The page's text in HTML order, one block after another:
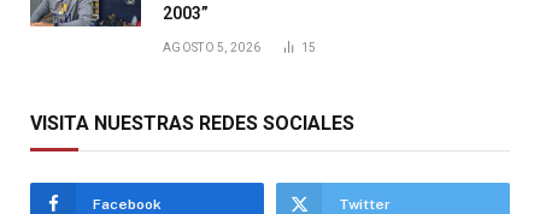
2003”
AGOSTO 5, 2026 15
VISITA NUESTRAS REDES SOCIALES
Facebook Twitter